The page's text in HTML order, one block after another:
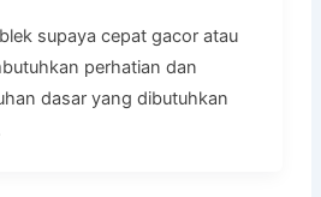
supaya cepat gacor atau
perhatian dan
dasar yang dibutuhkan